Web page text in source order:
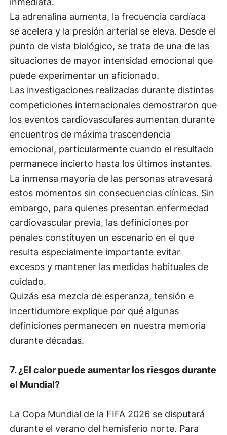
La adrenalina aumenta, la frecuencia cardíaca
se acelera y la presión arterial se eleva. Desde el
punto de vista biológico, se trata de una de las
situaciones de mayor intensidad emocional que
puede experimentar un aficionado.
Las investigaciones realizadas durante distintas
competiciones internacionales demostraron que
los eventos cardiovasculares aumentan durante
encuentros de máxima trascendencia
emocional, particularmente cuando el resultado
permanece incierto hasta los últimos instantes.
La inmensa mayoría de las personas atravesará
estos momentos sin consecuencias clínicas. Sin
embargo, para quienes presentan enfermedad
cardiovascular previa, las definiciones por
penales constituyen un escenario en el que
resulta especialmente importante evitar
excesos y mantener las medidas habituales de
cuidado.
Quizás esa mezcla de esperanza, tensión e
incertidumbre explique por qué algunas
definiciones permanecen en nuestra memoria
durante décadas.
7. ¿El calor puede aumentar los riesgos durante
el Mundial?
La Copa Mundial de la FIFA 2026 se disputará
durante el verano del hemisferio norte. Para